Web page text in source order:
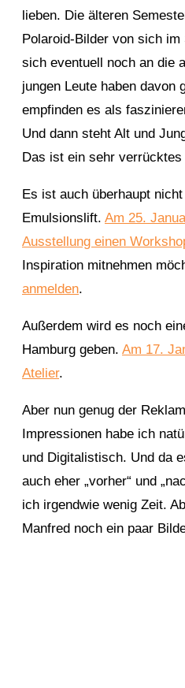
lieben. Die älteren
Polaroid-Bilder von sich
sich eventuell noch an die
jungen Leute haben davon
empfinden es als
Und dann steht Alt und
Das ist ein sehr
Es ist auch überhaupt
Emulsionslift. Am 25.
Ausstellung einen
Inspiration mitnehmen
anmelden.
Außerdem wird es noch
Hamburg geben. Am 17.
Atelier.
Aber nun genug der
Impressionen habe ich
und Digitalistisch. Und da
auch eher „vorher“ und
ich irgendwie wenig Zeit.
Manfred noch ein paar